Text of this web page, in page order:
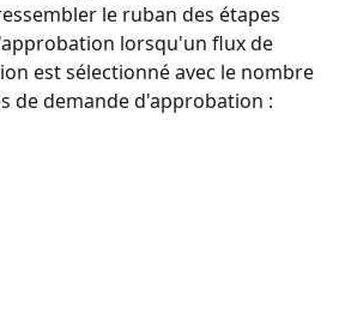
le ruban des étapes
lorsqu'un flux de
est sélectionné avec le nombre
de demande d'approbation :